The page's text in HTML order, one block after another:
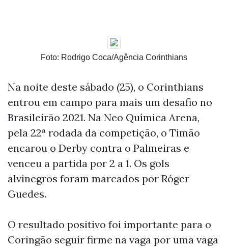
Foto: Rodrigo Coca/Agência Corinthians
Na noite deste sábado (25), o Corinthians
entrou em campo para mais um desafio no
Brasileirão 2021. Na Neo Química Arena,
pela 22ª rodada da competição, o Timão
encarou o Derby contra o Palmeiras e
venceu a partida por 2 a 1. Os gols
alvinegros foram marcados por Róger
Guedes.
O resultado positivo foi importante para o
Coringão seguir firme na vaga por uma vaga